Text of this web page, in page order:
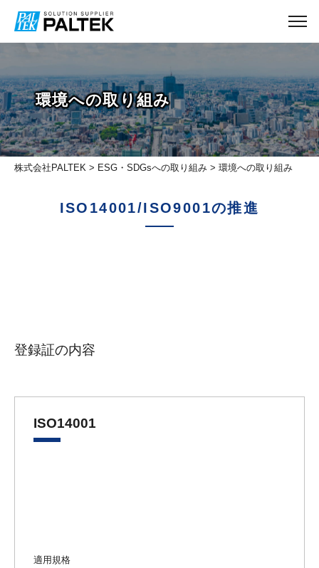
株式会社PALTEK > ESG・SDGsへの取り組み > 環境への取り組み
環境への取り組み
ISO14001/ISO9001の推進
登録証の内容
ISO14001
適用規格